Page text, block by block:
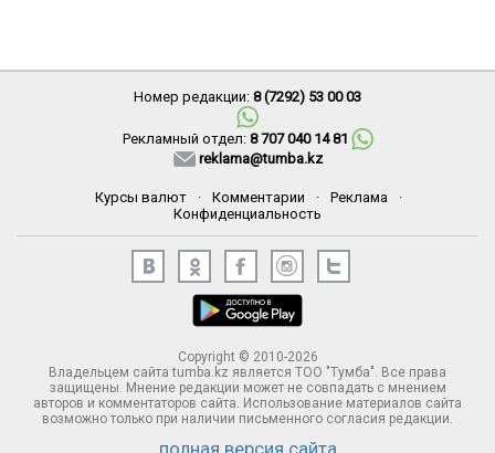
Номер редакции: 8 (7292) 53 00 03
Рекламный отдел: 8 707 040 14 81
reklama@tumba.kz
Курсы валют · Комментарии · Реклама
·
Конфиденциальность
Copyright © 2010-2026
Владельцем сайта tumba.kz является ТОО "Тумба". Все права
защищены. Мнение редакции может не совпадать с мнением
авторов и комментаторов сайта. Использование материалов сайта
возможно только при наличии письменного согласия редакции.